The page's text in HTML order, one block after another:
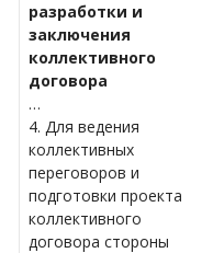
разработки и
заключения
коллективного
договора
…
4. Для ведения
коллективных
переговоров и
подготовки проекта
коллективного
договора стороны